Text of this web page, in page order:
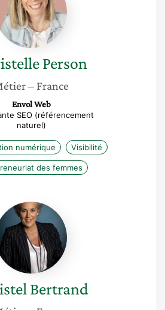
Person
– France
Envol Web
SEO (référencement
naturel)
numérique Visibilité
des femmes
Christel
Bertrand
Bertrand